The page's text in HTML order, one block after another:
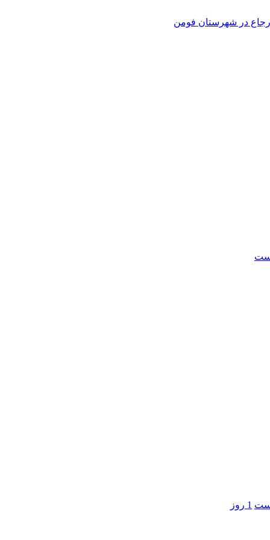
ارجاع در شهرستان فومن
1 روز